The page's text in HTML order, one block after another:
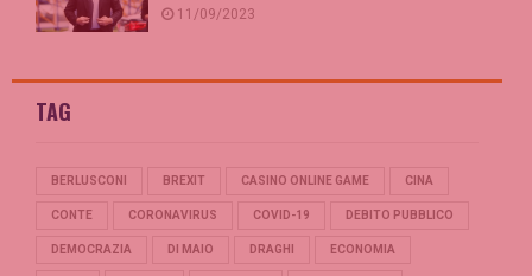
11/09/2023
TAG
BERLUSCONI BREXIT CASINO ONLINE GAME CINA
CONTE CORONAVIRUS COVID-19 DEBITO PUBBLICO
DEMOCRAZIA DI MAIO DRAGHI ECONOMIA